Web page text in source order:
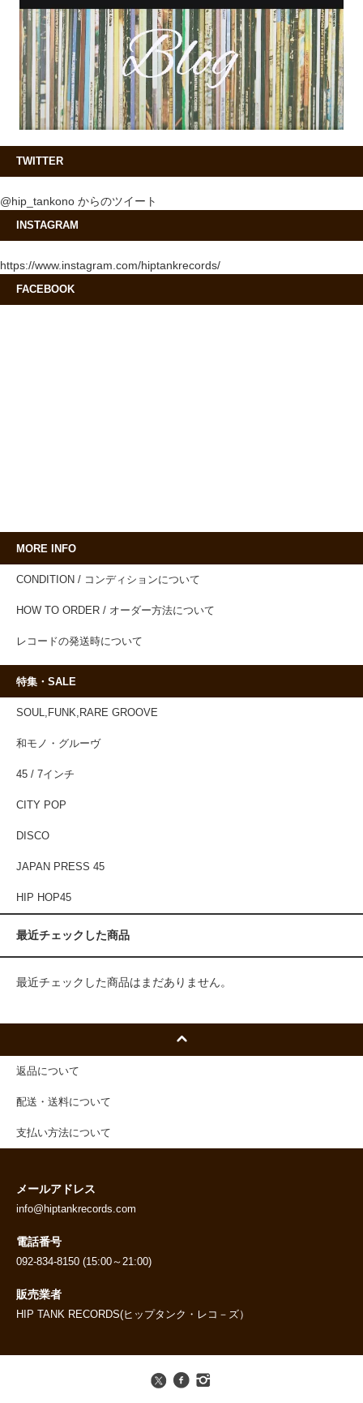
TWITTER
@hip_tankono からのツイート
INSTAGRAM
https://www.instagram.com/hiptankrecords/
FACEBOOK
MORE INFO
CONDITION / コンディションについて
HOW TO ORDER / オーダー方法について
レコードの発送時について
特集・SALE
SOUL,FUNK,RARE GROOVE
和モノ・グルーヴ
45 / 7インチ
CITY POP
DISCO
JAPAN PRESS 45
HIP HOP45
最近チェックした商品
最近チェックした商品はまだありません。
返品について
配送・送料について
支払い方法について
メールアドレス
info@hiptankrecords.com
電話番号
092-834-8150 (15:00～21:00)
販売業者
HIP TANK RECORDS(ヒップタンク・レコ－ズ）